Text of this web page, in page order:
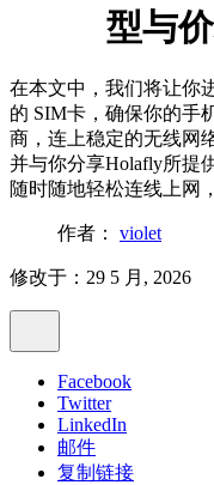
型与
在本文中，我们将让你
的 SIM卡，确保你的手
商，连上稳定的无线网
并与你分享Holafly所提
随时随地轻松连线上网
作者： violet
修改于：29 5 月, 2026
Facebook
Twitter
LinkedIn
邮件
复制链接